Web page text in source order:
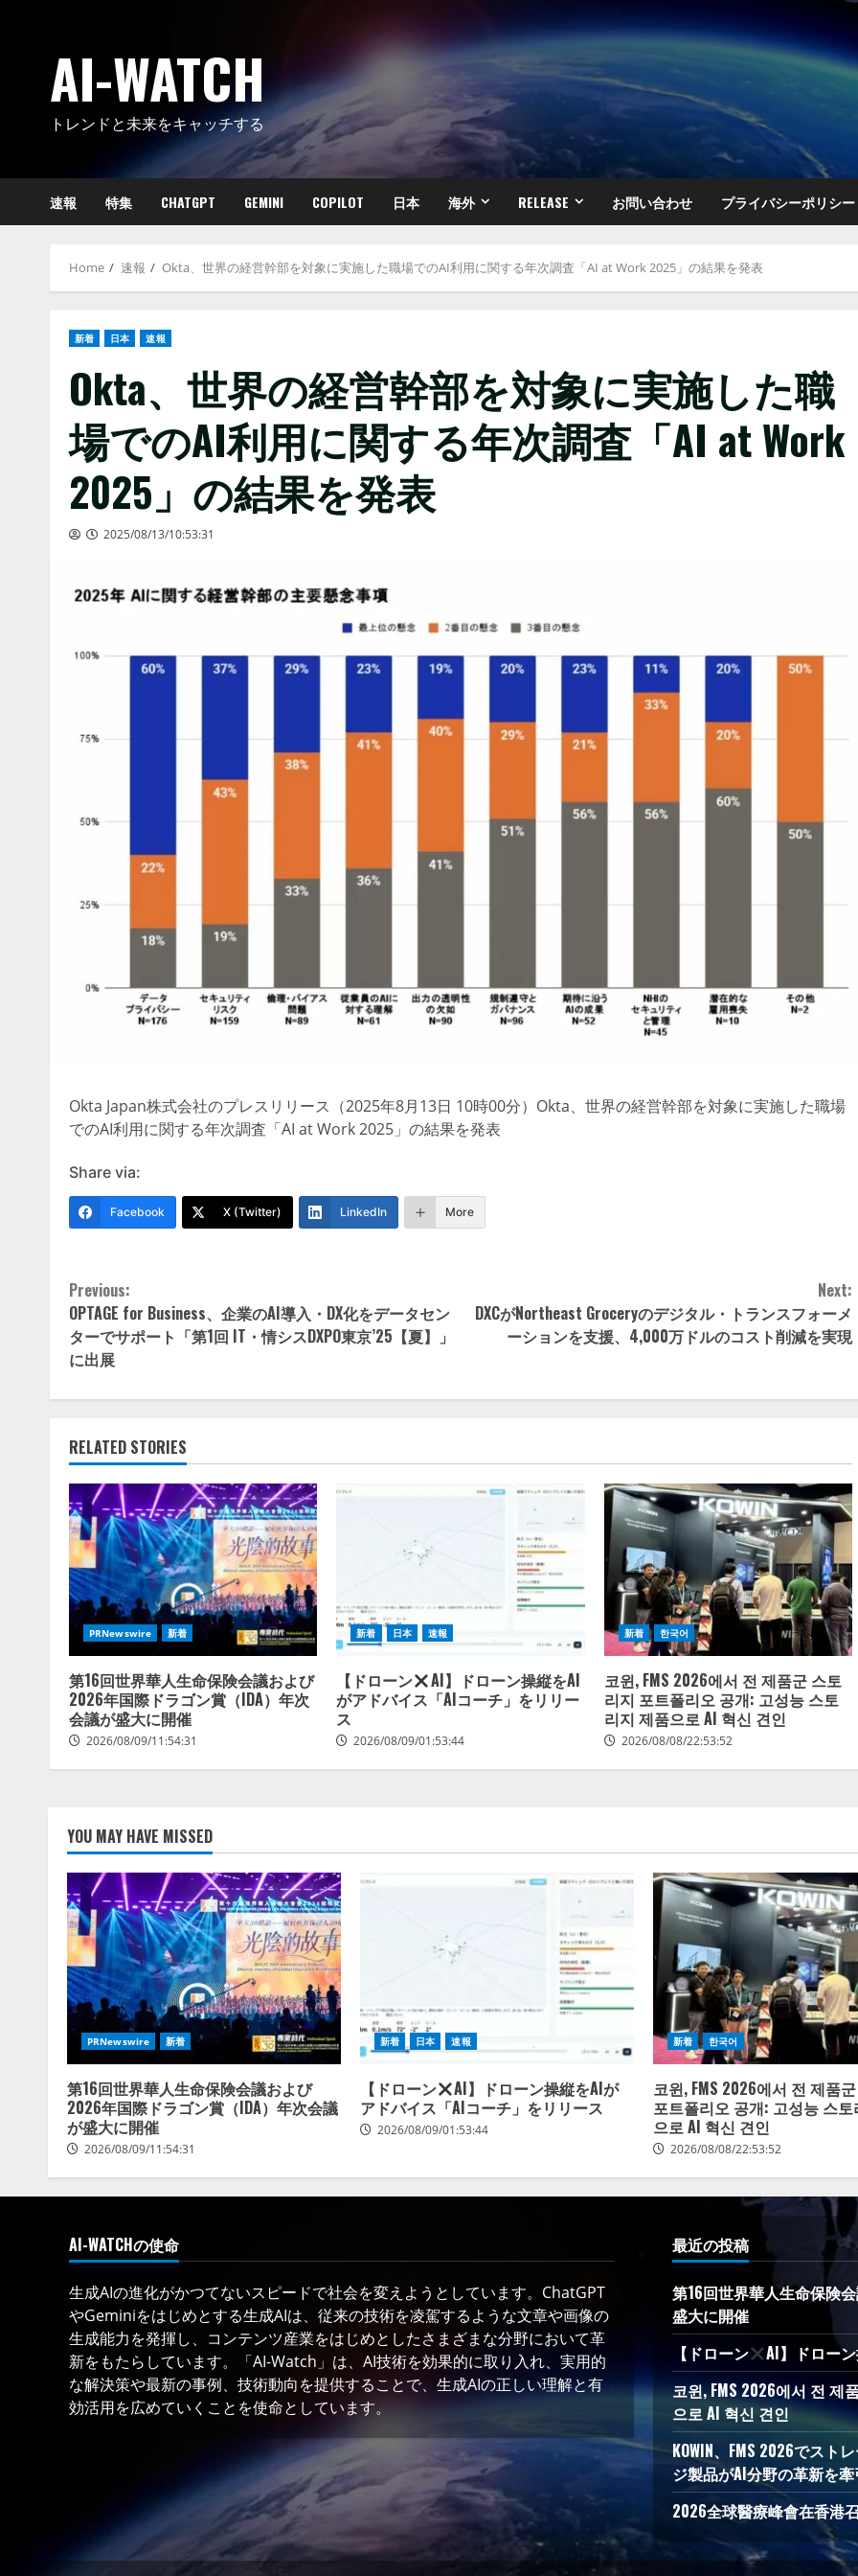
AI-WATCH
トレンドと未来をキャッチする
速報 特集 CHATGPT GEMINI COPILOT 日本 海外 RELEASE お問い合わせ プライバシーポリシー
Home 速報 Okta、世界の経営幹部を対象に実施した職場でのAI利用に関する年次調査「AI at Work 2025」の結果を発表
新着 日本 速報
Okta、世界の経営幹部を対象に実施した職
場でのAI利用に関する年次調査「AI at Work
2025」の結果を発表
2025/08/13/10:53:31
Okta Japan株式会社のプレスリリース（2025年8月13日 10時00分）Okta、世界の経営幹部を対象に実施した職場
でのAI利用に関する年次調査「AI at Work 2025」の結果を発表
Share via:
Facebook X (Twitter) LinkedIn More
Continue
Reading
Previous:
OPTAGE for Business、企業のAI導入・DX化をデータセン
ターでサポート「第1回 IT・情シスDXPO東京’25【夏】」
に出展
Next:
DXCがNortheast Groceryのデジタル・トランスフォーメ
ーションを支援、4,000万ドルのコスト削減を実現
RELATED STORIES
PRNewswire 新着
第16回世界華人生命保険会議および
2026年国際ドラゴン賞（IDA）年次
会議が盛大に開催
2026/08/09/11:54:31
新着 日本 速報
【ドローン
AI】ドローン操縦をAI
がアドバイス「AIコーチ」をリリー
ス
2026/08/09/01:53:44
新着 한국어
코윈, FMS 2026에서 전 제품군 스토
리지 포트폴리오 공개: 고성능 스토
리지 제품으로 AI 혁신 견인
2026/08/08/22:53:52
YOU MAY HAVE MISSED
PRNewswire 新着
第16回世界華人生命保険会議および
2026年国際ドラゴン賞（IDA）年次会議
が盛大に開催
2026/08/09/11:54:31
新着 日本 速報
【ドローン
AI】ドローン操縦をAIが
アドバイス「AIコーチ」をリリース
2026/08/09/01:53:44
新着 한국어
코윈, FMS 2026에서 전 제품
포트폴리오 공개: 고성능 스
으로 AI 혁신 견인
2026/08/08/22:53:52
AI-WATCHの使命
生成AIの進化がかつてないスピードで社会を変えようとしています。ChatGPT
やGeminiをはじめとする生成AIは、従来の技術を凌駕するような文章や画像の
生成能力を発揮し、コンテンツ産業をはじめとしたさまざまな分野において革
新をもたらしています。「AI-Watch」は、AI技術を効果的に取り入れ、実用的
な解決策や最新の事例、技術動向を提供することで、生成AIの正しい理解と有
効活用を広めていくことを使命としています。
最近の投稿
第16回世界華人生命保険
盛大に開催
【ドローン
AI】ドロー
코윈, FMS 2026에서 전 제
으로 AI 혁신 견인
KOWIN、FMS 2026でス
ジ製品がAI分野の革新を牽
2026全球醫療峰會在香港